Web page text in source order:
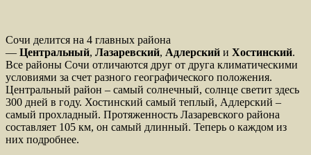
Сочи делится на 4 главных района
— Центральный, Лазаревский, Адлерский и Хостинский.
Все районы Сочи отличаются друг от друга климатическими
условиями за счет разного географического положения.
Центральный район – самый солнечный, солнце светит здесь
300 дней в году. Хостинский самый теплый, Адлерский –
самый прохладный. Протяженность Лазаревского района
составляет 105 км, он самый длинный. Теперь о каждом из
них подробнее.